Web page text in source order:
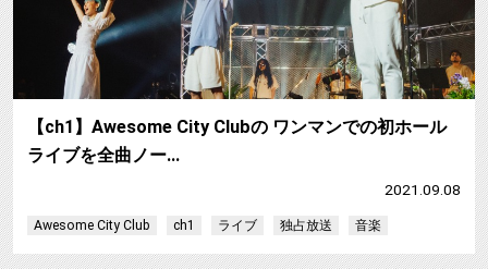
【ch1】Awesome City Clubの ワンマンでの初ホール
ライブを全曲ノー…
2021.09.08
Awesome City Club ch1 ライブ 独占放送 音楽